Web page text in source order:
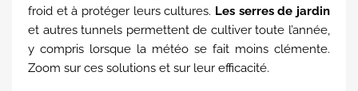
froid et à protéger leurs cultures. Les serres de jardin
et autres tunnels permettent de cultiver toute l’année,
y compris lorsque la météo se fait moins clémente.
Zoom sur ces solutions et sur leur efficacité.